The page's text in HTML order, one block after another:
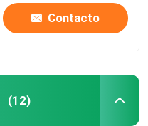
Contacto
(12)